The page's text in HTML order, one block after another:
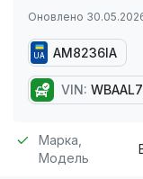
Оновлено
UA AM8236IA
VIN:
Марка,
Модель